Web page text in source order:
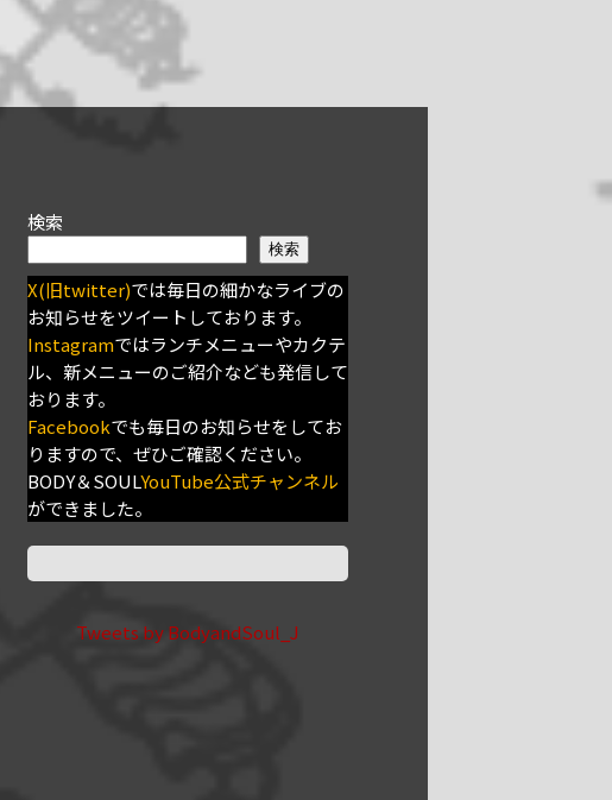
検索
検索
X(旧twitter)では毎日の細かなライブの
お知らせをツイートしております。
Instagramではランチメニューやカクテ
ル、新メニューのご紹介なども発信して
おります。
Facebookでも毎日のお知らせをしてお
りますので、ぜひご確認ください。
BODY＆SOULYouTube公式チャンネル
ができました。
Tweets by BodyandSoul_J